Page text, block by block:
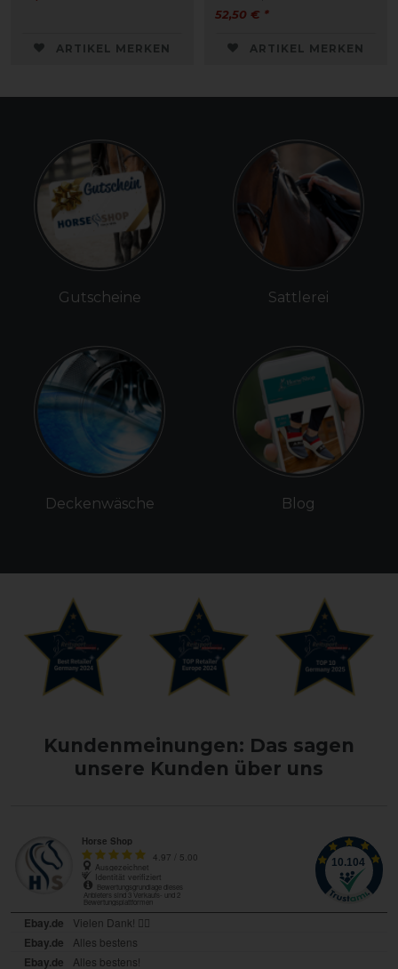
ARTIKEL MERKEN
52,50 € *
ARTIKEL MERKEN
Gutscheine
Deckenwäsche
Sattlerei
Blog
Kundenmeinungen: Das sagen
unsere Kunden über uns